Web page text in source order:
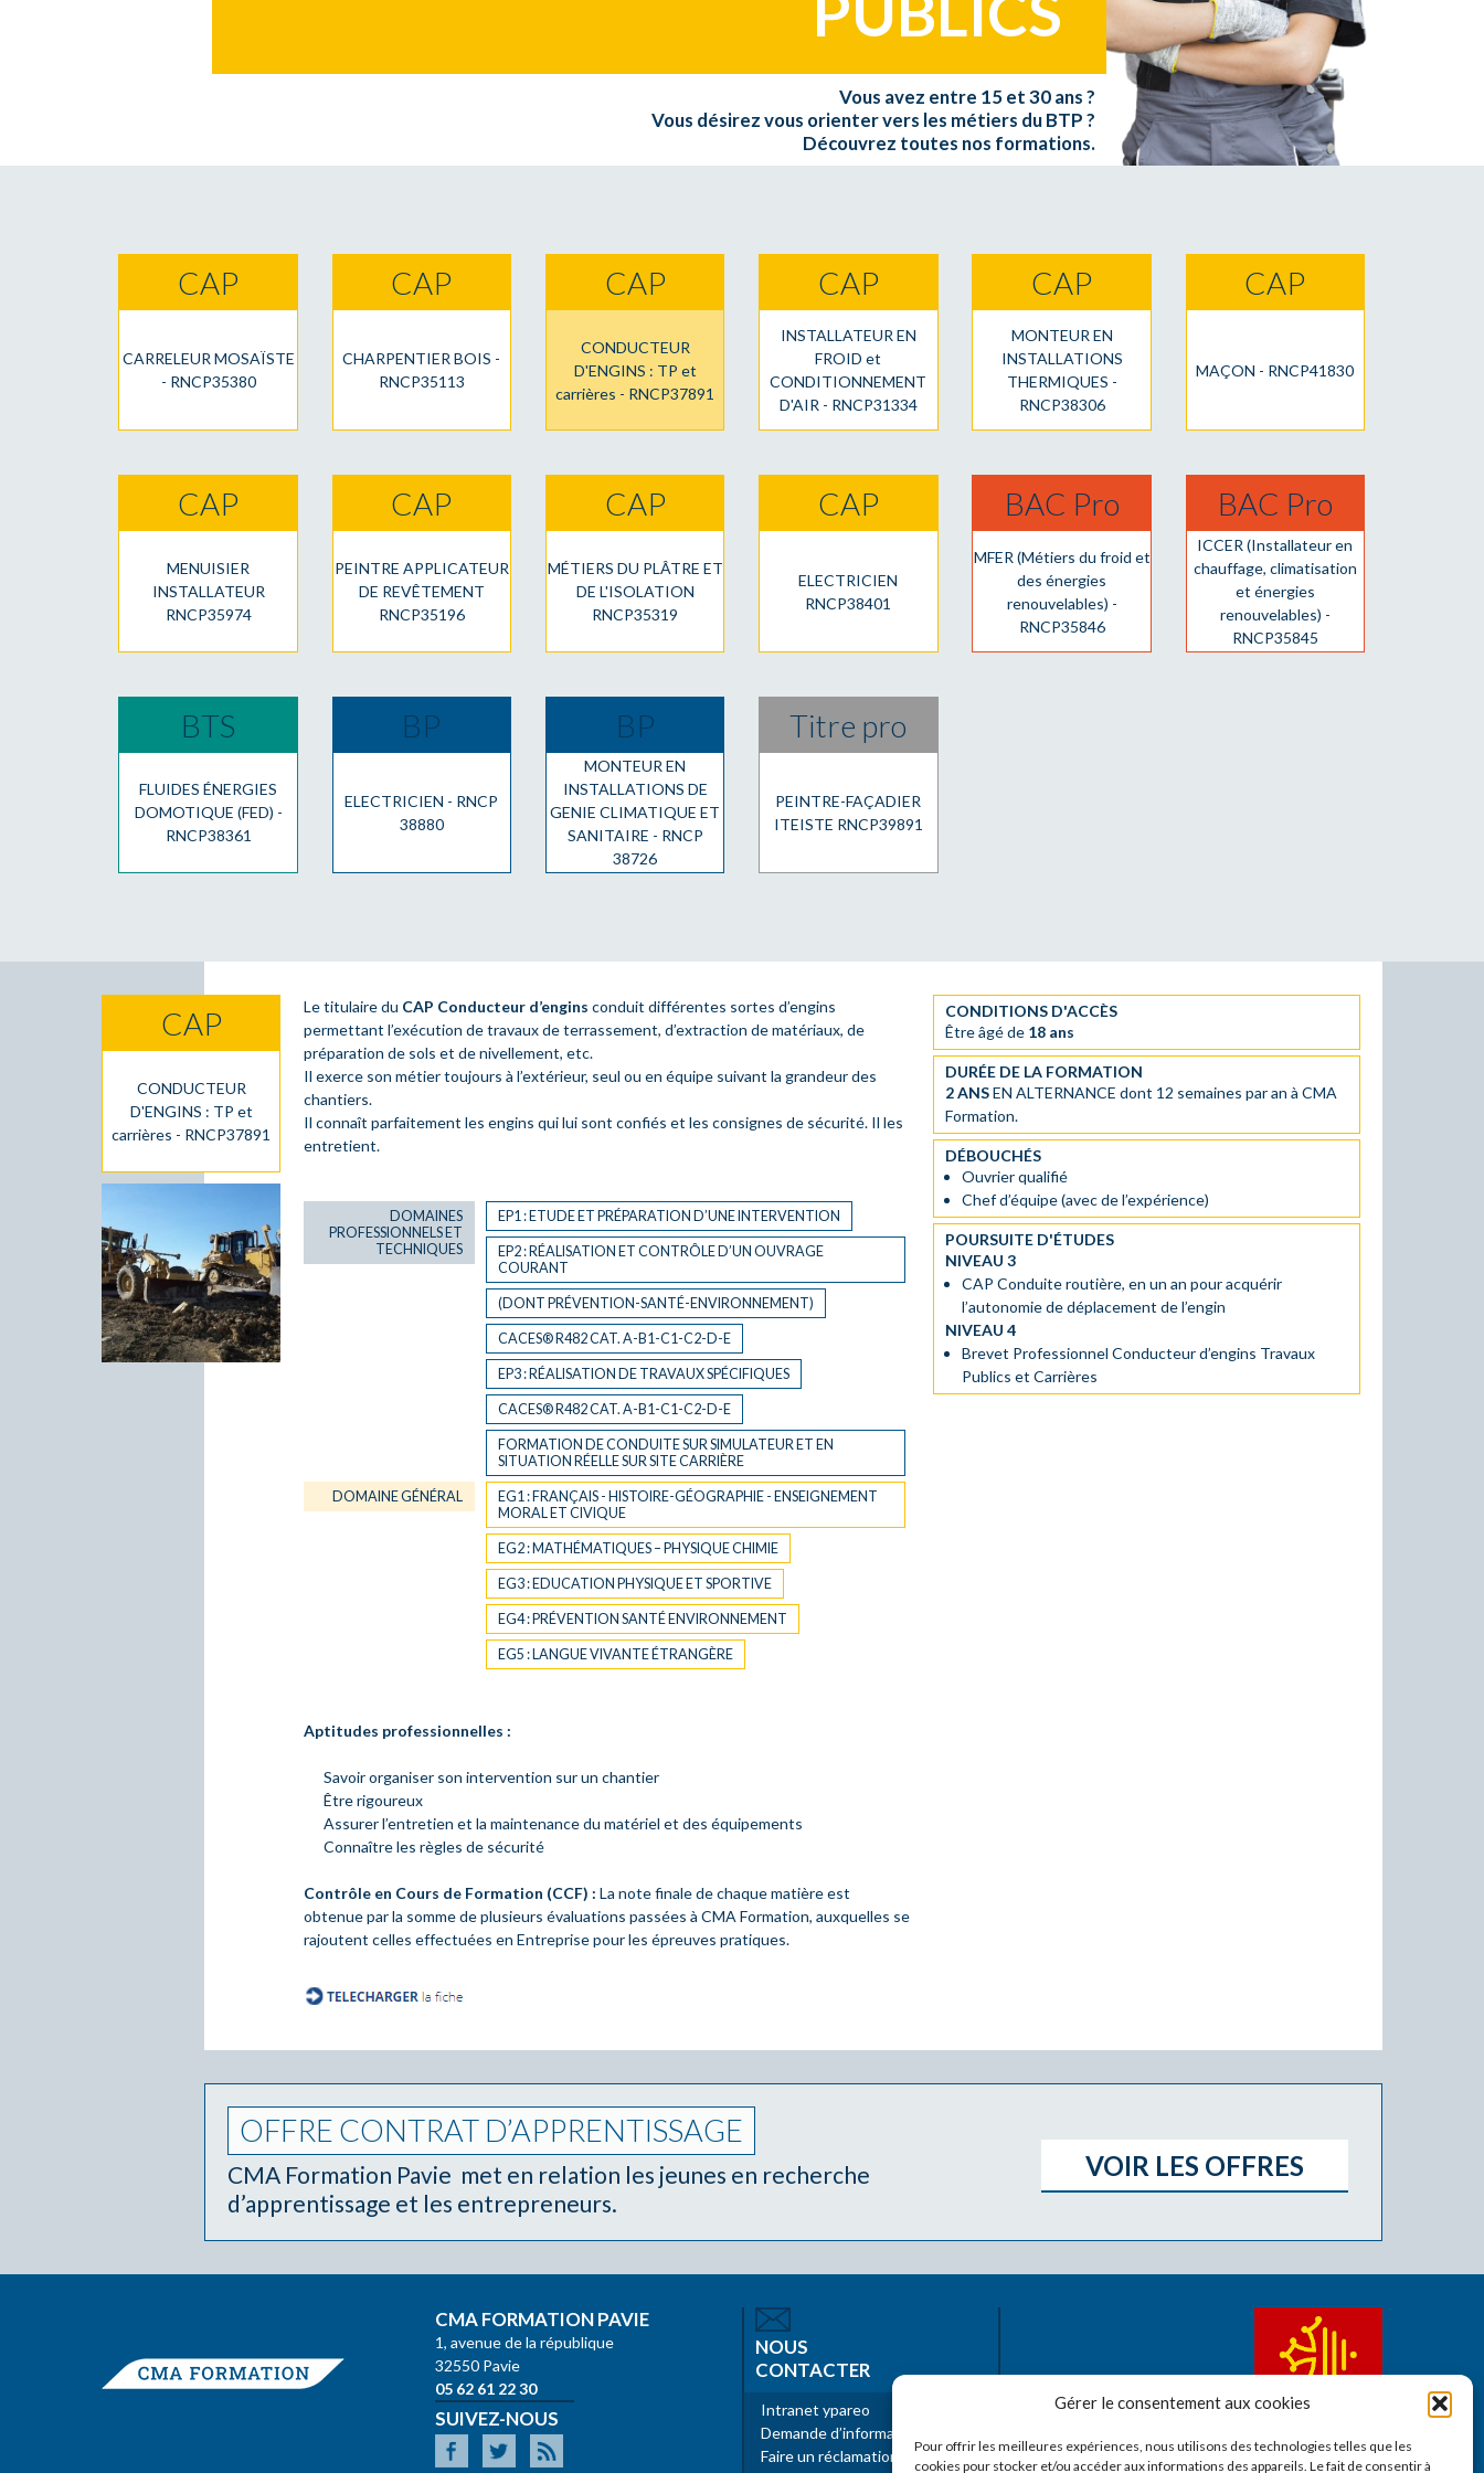
Gérer le consentement aux cookies
Pour offrir les meilleures expériences, nous utilisons des technologies telles que les
cookies pour stocker et/ou accéder aux informations des appareils. Le fait de consentir à
Vous avez entre 15 et 30 ans ?
Vous désirez vous orienter vers les métiers du BTP ?
Découvrez toutes nos formations.
CAP
CARRELEUR MOSAÏSTE
- RNCP35380
CAP
CHARPENTIER BOIS -
RNCP35113
CAP
CONDUCTEUR
D'ENGINS : TP et
carrières - RNCP37891
CAP
INSTALLATEUR EN
FROID et
CONDITIONNEMENT
D'AIR - RNCP31334
CAP
MONTEUR EN
INSTALLATIONS
THERMIQUES -
RNCP38306
CAP
MAÇON - RNCP41830
CAP
MENUISIER
INSTALLATEUR
RNCP35974
CAP
PEINTRE APPLICATEUR
DE REVÊTEMENT
RNCP35196
CAP
MÉTIERS DU PLÂTRE ET
DE L'ISOLATION
RNCP35319
CAP
ELECTRICIEN
RNCP38401
BAC Pro
MFER (Métiers du froid et
des énergies
renouvelables) -
RNCP35846
BAC Pro
ICCER (Installateur en
chauffage, climatisation
et énergies
renouvelables) -
RNCP35845
BTS
FLUIDES ÉNERGIES
DOMOTIQUE (FED) -
RNCP38361
BP
ELECTRICIEN - RNCP
38880
BP
MONTEUR EN
INSTALLATIONS DE
GENIE CLIMATIQUE ET
SANITAIRE - RNCP
38726
Titre pro
PEINTRE-FAÇADIER
ITEISTE RNCP39891
CAP
CONDUCTEUR
D'ENGINS : TP et
carrières - RNCP37891
Le titulaire du CAP Conducteur d’engins conduit différentes sortes d’engins
permettant l’exécution de travaux de terrassement, d’extraction de matériaux, de
préparation de sols et de nivellement, etc.
Il exerce son métier toujours à l’extérieur, seul ou en équipe suivant la grandeur des
chantiers.
Il connaît parfaitement les engins qui lui sont confiés et les consignes de sécurité. Il les
entretient.
DOMAINES
PROFESSIONNELS ET
TECHNIQUES
EP1 : ETUDE ET PRÉPARATION D’UNE INTERVENTION
EP2 : RÉALISATION ET CONTRÔLE D’UN OUVRAGE
COURANT
(DONT PRÉVENTION-SANTÉ-ENVIRONNEMENT)
CACES® R482 CAT. A-B1-C1-C2-D-E
EP3 : RÉALISATION DE TRAVAUX SPÉCIFIQUES
CACES® R482 CAT. A-B1-C1-C2-D-E
FORMATION DE CONDUITE SUR SIMULATEUR ET EN
SITUATION RÉELLE SUR SITE CARRIÈRE
DOMAINE GÉNÉRAL
EG1 : FRANÇAIS - HISTOIRE-GÉOGRAPHIE - ENSEIGNEMENT
MORAL ET CIVIQUE
EG2 : MATHÉMATIQUES – PHYSIQUE CHIMIE
EG3 : EDUCATION PHYSIQUE ET SPORTIVE
EG4 : PRÉVENTION SANTÉ ENVIRONNEMENT
EG5 : LANGUE VIVANTE ÉTRANGÈRE
Aptitudes professionnelles :
Savoir organiser son intervention sur un chantier
Être rigoureux
Assurer l’entretien et la maintenance du matériel et des équipements
Connaître les règles de sécurité
Contrôle en Cours de Formation (CCF) : La note finale de chaque matière est
obtenue par la somme de plusieurs évaluations passées à CMA Formation, auxquelles se
rajoutent celles effectuées en Entreprise pour les épreuves pratiques.
CONDITIONS D'ACCÈS
Être âgé de 18 ans
DURÉE DE LA FORMATION
2 ANSEN ALTERNANCE dont 12 semaines par an à CMA
Formation.
DÉBOUCHÉS
Ouvrier qualifié
Chef d’équipe (avec de l’expérience)
POURSUITE D'ÉTUDES
NIVEAU 3
CAP Conduite routière, en un an pour acquérir
l’autonomie de déplacement de l’engin
NIVEAU 4
Brevet Professionnel Conducteur d’engins Travaux
Publics et Carrières
OFFRE CONTRAT D’APPRENTISSAGE
CMA Formation Pavie met en relation les jeunes en recherche
d’apprentissage et les entrepreneurs.
VOIR LES OFFRES
CMA FORMATION PAVIE
1, avenue de la république
32550 Pavie
05 62 61 22 30
SUIVEZ-NOUS
NOUS
CONTACTER
Intranet ypareo
Demande d’informations
Faire un réclamation